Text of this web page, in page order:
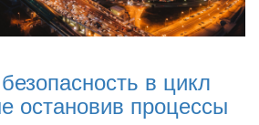
в цикл
остановив процессы